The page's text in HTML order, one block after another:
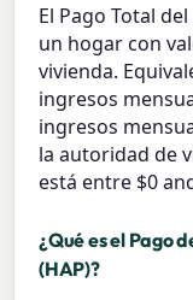
El Pago Total
un hogar con
vivienda.
ingresos
ingresos
la autoridad de
está entre $0
¿Qué es el Pago
(HAP)?